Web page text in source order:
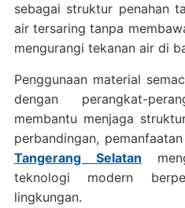
sebagai struktur penahan
air tersaring tanpa
mengurangi tekanan air di
Penggunaan material
dengan perangkat-
membantu menjaga
perbandingan, pemanfaatan
Tangerang Selatan
teknologi modern
lingkungan.